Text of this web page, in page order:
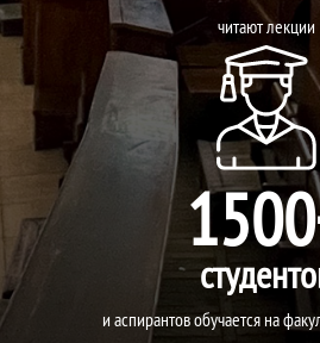
читают лекции
и аспирантов обучается на